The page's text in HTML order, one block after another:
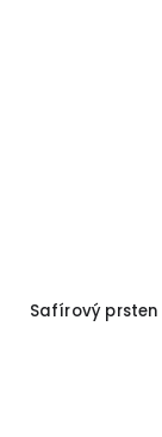
Safírový